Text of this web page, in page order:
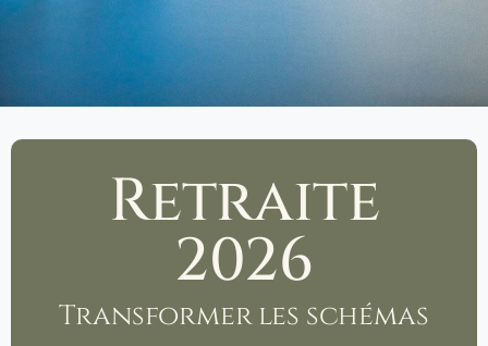
Retraite
2026
Transformer les schémas